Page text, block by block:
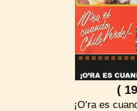
(
¡O’ra es